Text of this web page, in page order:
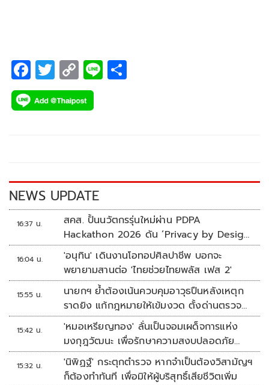
F
ac
e
k
T
wi
tt
C
o
p
k
Li
NEWS UPDATE
16:37 น.
สคส. ปั้นนวัตกรรุ่นใหม่ผ่าน PDPA
Hackathon 2026 ดัน ‘Privacy by Design
for all’ สู่โซลูชันคุ้มครองข้อมูลส่วนบุคคลที่
ใช้ได้จริง
16:04 น.
'อนุทิน' เดินงานโอทอปศิลปาชีพ บอกจะ
พยายามสานต่อ 'ไทยช่วยไทยพลัส เฟส 2'
15:55 น.
นายกฯ ย้ำต้องเน้นควบคุมอาวุธปืนหลังเหตุก
ราดยิง แก้กฎหมายให้เข้มงวด ตั้งด่านตรวจ
เพิ่ม
15:42 น.
'หมอเหรียญทอง' ลั่นเป็นจอมเผด็จการแห่ง
มงกุฎวัฒนะ เพื่อรักษาความสงบปลอดภัย
ภายในรพ.
15:32 น.
'นิพิฏฐ์' กระตุกตำรวจ หากจำเป็นต้องวิสามัญฯ
ก็ต้องทำทันที เพื่อมิให้ผู้บริสุทธิ์เสียชีวิตเพิ่ม